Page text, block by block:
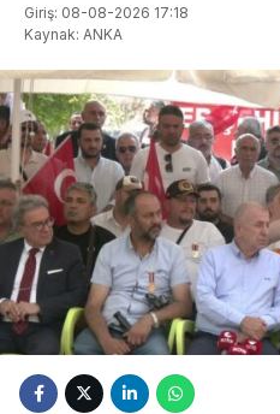
Giriş: 08-08-2026 17:18
Kaynak: ANKA